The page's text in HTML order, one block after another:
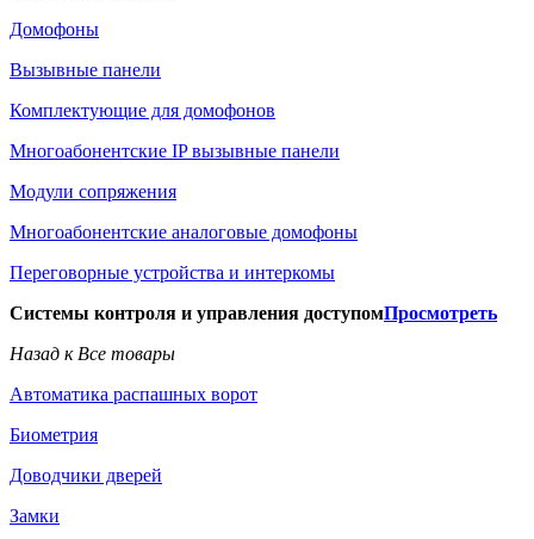
Домофоны
Вызывные панели
Комплектующие для домофонов
Многоабонентские IP вызывные панели
Модули сопряжения
Многоабонентские аналоговые домофоны
Переговорные устройства и интеркомы
Системы контроля и управления доступомПросмотреть
Назад к Все товары
Автоматика распашных ворот
Биометрия
Доводчики дверей
Замки